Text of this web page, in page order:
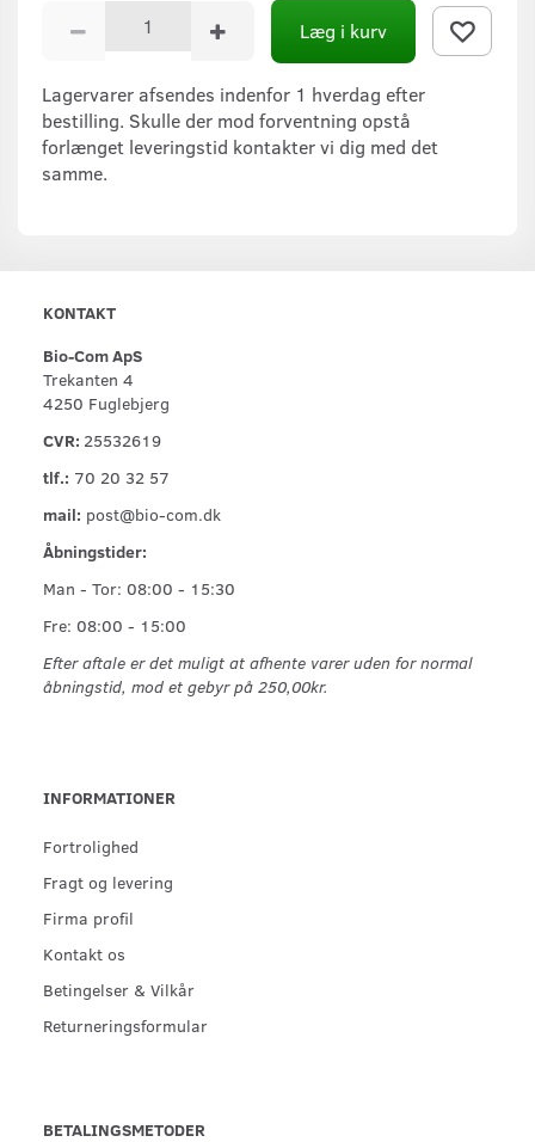
Læg i kurv
Lagervarer afsendes indenfor 1 hverdag efter
bestilling. Skulle der mod forventning opstå
forlænget leveringstid kontakter vi dig med det
samme.
KONTAKT
Bio-Com ApS
Trekanten 4
4250 Fuglebjerg
CVR: 25532619
tlf.: 70 20 32 57
mail: post@bio-com.dk
Åbningstider:
Man - Tor: 08:00 - 15:30
Fre: 08:00 - 15:00
Efter aftale er det muligt at afhente varer uden for normal
åbningstid, mod et gebyr på 250,00kr.
INFORMATIONER
Fortrolighed
Fragt og levering
Firma profil
Kontakt os
Betingelser & Vilkår
Returneringsformular
BETALINGSMETODER